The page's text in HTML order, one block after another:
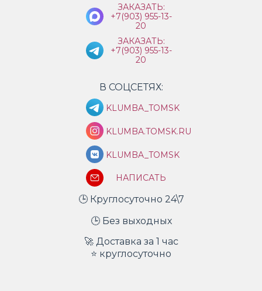
ЗАКАЗАТЬ:
+7(903) 955-13-
20
ЗАКАЗАТЬ:
+7(903) 955-13-
20
В СОЦСЕТЯХ:
KLUMBA_TOMSK
KLUMBA.TOMSK.RU
KLUMBA_TOMSK
НАПИСАТЬ
🕒 Круглосуточно 24\7
🕒 Без выходных
🚀 Доставка за 1 час
⭐ круглосуточно